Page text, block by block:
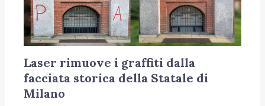
Laser rimuove i graffiti dalla
facciata storica della Statale di
Milano